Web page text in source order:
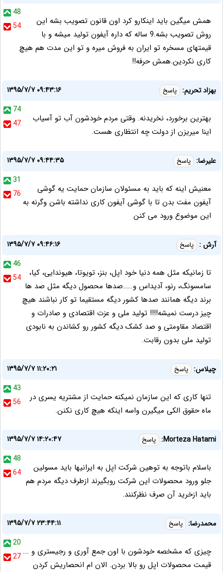
48
54
همش میگین باید اینکارو کرد اون قانون تصویب بشه این
روش تصویب بشه.9 ساله که داره آیفون تولید میشه و با
قیمتهای مسخره تو ایران به فروش میره و تو این مدت هم هیچ
کاری نکردین.همش حرفه!!
بهزاد تحریم: پاسخ
۱۳۹۵/۷/۷ ۰۹:۴۳:۱۶
74
47
بهترین برخورد، نخریدنه. وقتی مردم خودشون آب تو آسیاب
اینا میریزن از دولت چه انتظاری هست.
علیرضا: پاسخ
۱۳۹۵/۷/۷ ۰۹:۴۴:۳۵
31
76
معنیش اینه که باید به مسئولان سازمان حمایت یه گوشی
آیفون مفت بدن تا با گوشی آیفون کاری نداشته باشن وگرنه به
این موضوع ورود می کنن
آرش : پاسخ
۱۳۹۵/۷/۷ ۰۹:۴۶:۱۶
46
54
تا زمانیکه مثل همه دنیا خود اپل، بنز، تویوتا، هیوندایی، کیا،
سامسونگ، رنو، آدیداس و.....صدها محصول دیگه مثل صد ها
برند دیگه همانند صدها کشور دیگه مستقیما تو کار نباشند هیچ
چیز درست نمیشه!!!! تولید ملی و عزت اقتصادی و صادرات و
اقتصاد مقاومتی و صد کشک دیگه کشور رو کشاندن به نابودی
تولید ملی بدون رقابت.
چیلاس: پاسخ
۱۳۹۵/۷/۷ ۱۱:۲۰:۲۱
43
56
تنها کاری که این سازمان نمیکنه حمایت از مشتریه یسری در
ماه حقوق الکی میگیرن واسه اینکه هیچ کاری نکنن.
Morteza Hatami: پاسخ
۱۳۹۵/۷/۷ ۱۴:۲۰:۴۷
48
64
باسلام باتوجه به توهین شرکت اپل به ایرانیها باید مسولین
جلو ورود محصولات این شرکت روبگیرند ازطرف دیگه مردم هم
باید ازخرید آن صرف نظرکنند.
محمدرضا: پاسخ
۱۳۹۵/۷/۷ ۲۳:۴۴:۱۱
20
27 چیزی که مشخصه خودشون با اون جمع آوری و رجیستری و ...
قیمت محصولات اپل رو بالا بردن. الان ام انحصاریش کردن